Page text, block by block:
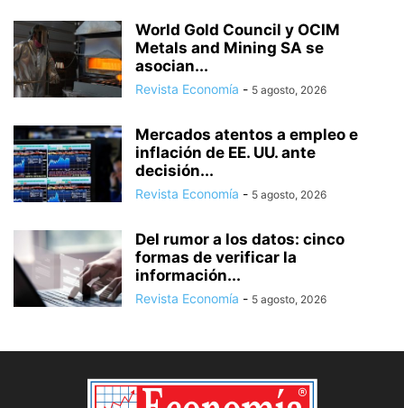
World Gold Council y OCIM
Metals and Mining SA se
asocian...
Revista Economía - 5 agosto, 2026
Mercados atentos a empleo e
inflación de EE. UU. ante
decisión...
Revista Economía - 5 agosto, 2026
Del rumor a los datos: cinco
formas de verificar la
información...
Revista Economía - 5 agosto, 2026